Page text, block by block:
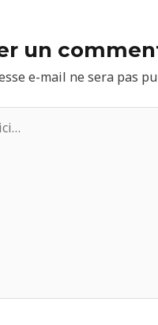
un
e-mail ne sera pas